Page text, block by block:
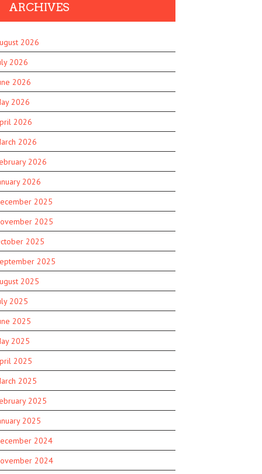
ARCHIVES
2026
2026
2026
2026
2026
2026
2026
2026
2025
2025
2025
2025
2025
2025
2025
2025
2025
2025
2025
2025
2024
2024